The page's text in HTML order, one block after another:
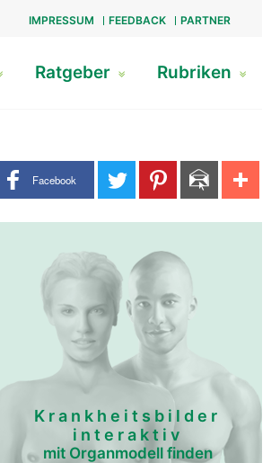
IMPRESSUM FEEDBACK PARTNER
Ratgeber Rubriken
Share buttons
Facebook
Krankheitsbilder
interaktiv
mit Organmodell finden